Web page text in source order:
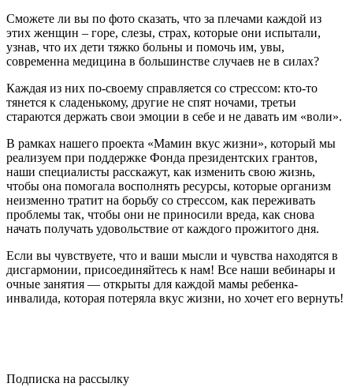
Сможете ли вы по фото сказать, что за плечами каждой из
этих женщин – горе, слезы, страх, которые они испытали,
узнав, что их дети тяжко больны и помочь им, увы,
современна медицина в большинстве случаев не в силах?
Каждая из них по-своему справляется со стрессом: кто-то
тянется к сладенькому, другие не спят ночами, третьи
стараются держать свои эмоции в себе и не давать им «воли».
В рамках нашего проекта «Мамин вкус жизни», который мы
реализуем при поддержке Фонда президентских грантов,
наши специалисты расскажут, как изменить свою жизнь,
чтобы она помогала восполнять ресурсы, которые организм
неизменно тратит на борьбу со стрессом, как переживать
проблемы так, чтобы они не приносили вреда, как снова
начать получать удовольствие от каждого прожитого дня.
Если вы чувствуете, что и ваши мысли и чувства находятся в
дисгармонии, присоединяйтесь к нам! Все наши вебинары и
очные занятия — открыты для каждой мамы ребенка-
инвалида, которая потеряла вкус жизни, но хочет его вернуть!
Подписка на рассылку